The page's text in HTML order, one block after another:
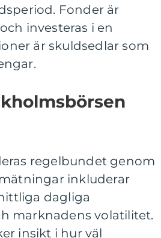
Fonder är
investeras i en
är skuldsedlar som
regelbundet genom
inkluderar
dagliga
marknadens volatilitet.
insikt i hur väl